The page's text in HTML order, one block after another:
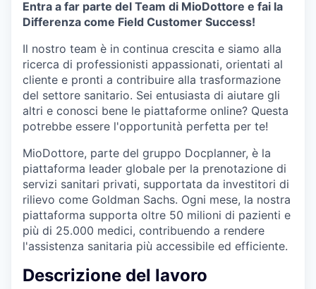
Entra a far parte del Team di MioDottore e fai la
Differenza come Field Customer Success!
Il nostro team è in continua crescita e siamo alla
ricerca di professionisti appassionati, orientati al
cliente e pronti a contribuire alla trasformazione
del settore sanitario. Sei entusiasta di aiutare gli
altri e conosci bene le piattaforme online? Questa
potrebbe essere l'opportunità perfetta per te!
MioDottore, parte del gruppo Docplanner, è la
piattaforma leader globale per la prenotazione di
servizi sanitari privati, supportata da investitori di
rilievo come Goldman Sachs. Ogni mese, la nostra
piattaforma supporta oltre 50 milioni di pazienti e
più di 25.000 medici, contribuendo a rendere
l'assistenza sanitaria più accessibile ed efficiente.
Descrizione del lavoro